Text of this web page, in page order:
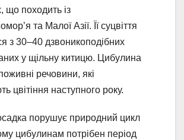
що походить із
та Малої Азії. Її суцвіття
з 30–40 дзвоникоподібних
у щільну китицю. Цибулина
речовини, які
цвітіння наступного року.
порушує природний цикл
цибулинам потрібен період